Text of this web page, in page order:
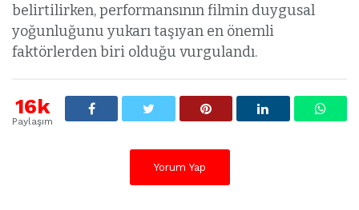
belirtilirken, performansının filmin duygusal
yoğunluğunu yukarı taşıyan en önemli
faktörlerden biri olduğu vurgulandı.
16k
Paylaşım
Yorum Yap